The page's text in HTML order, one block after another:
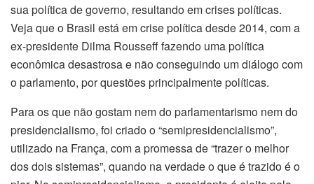
sua política de governo, resultando em crises políticas.
Veja que o Brasil está em crise política desde 2014, com a
ex-presidente Dilma Rousseff fazendo uma política
econômica desastrosa e não conseguindo um diálogo com
o parlamento, por questões principalmente políticas.
Para os que não gostam nem do parlamentarismo nem do
presidencialismo, foi criado o “semipresidencialismo”,
utilizado na França, com a promessa de “trazer o melhor
dos dois sistemas”, quando na verdade o que é trazido é o